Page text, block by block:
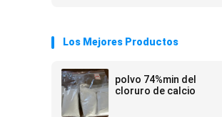
Los Mejores Productos
polvo 74%min del
cloruro de calcio